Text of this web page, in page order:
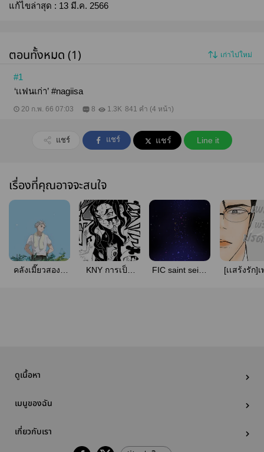
แก้ไขล่าสุด : 13 มี.ค. 2566
ตอนทั้งหมด (1) เก่าไปใหม่
#1
‘เเฟนเก่า’ #nagiisa
20 ก.พ. 66 07:03 8 1.3K 841 คำ (4 หน้า)
แชร์ แชร์ แชร์ Line it
เรื่องที่คุณอาจจะสนใจ
คลังเมี๊ยวสองสี
KNY การเป็น
FIC saint seiya
[เเสร้งรัก]
ดูเนื้อหา
เมนูของฉัน
เกี่ยวกับเรา